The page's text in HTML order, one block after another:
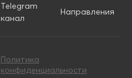
Telegram
канал
Направления
Политика
конфиденциальности